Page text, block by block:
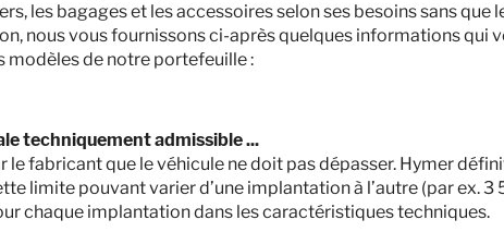
80 900,– €
A partir de Couchages
5,99
3500 kg
les bagages et les accessoires selon ses besoins sans que
nous vous fournissons ci-après quelques informations qui
modèles de notre portefeuille :
techniquement admissible ...
le fabricant que le véhicule ne doit pas dépasser. Hymer
limite pouvant varier d’une implantation à l’autre (par ex.
chaque implantation dans les caractéristiques techniques.